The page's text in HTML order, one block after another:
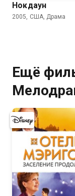
Нокдаун
2005, США, Драма
Ещё